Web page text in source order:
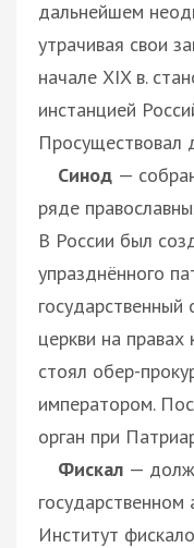
дальнейшем
утрачивая свои
начале XIX в.
инстанцией
Просуществовал
Синод —
ряде
В России был
упразднённого
церкви на правах
стоял обер-
императором.
орган при
Фискал —
государственном
Институт